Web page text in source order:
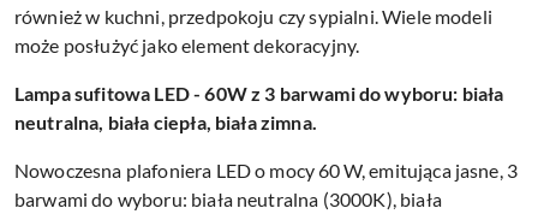
również w kuchni, przedpokoju czy sypialni. Wiele modeli
może posłużyć jako element dekoracyjny.
Lampa sufitowa LED - 60W z 3 barwami do wyboru: biała
neutralna, biała ciepła, biała zimna.
Nowoczesna plafoniera LED o mocy 60 W, emitująca jasne, 3
barwami do wyboru: biała neutralna (3000K), biała